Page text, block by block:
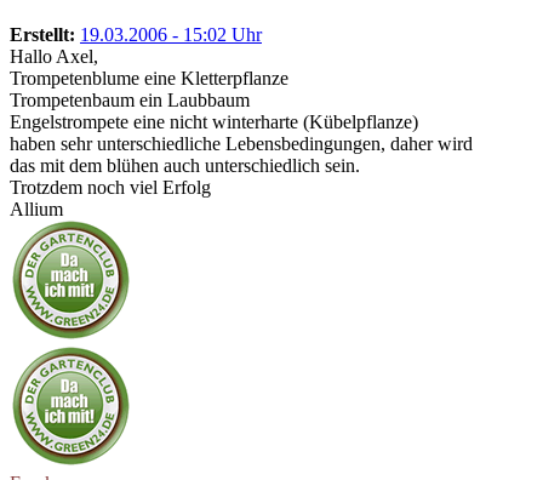
Erstellt: 19.03.2006 - 15:02 Uhr
Hallo Axel,
Trompetenblume eine Kletterpflanze
Trompetenbaum ein Laubbaum
Engelstrompete eine nicht winterharte (Kübelpflanze)
haben sehr unterschiedliche Lebensbedingungen, daher wird
das mit dem blühen auch unterschiedlich sein.
Trotzdem noch viel Erfolg
Allium